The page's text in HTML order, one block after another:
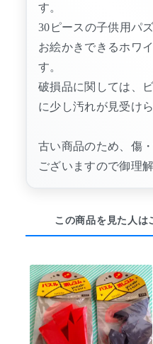
す。
30ピースの子供用パ
お絵かきできるホワ
す。
破損品に関しては、
に少し汚れが見受けら
古い商品のため、傷
ございますので御理
この商品を見た人は